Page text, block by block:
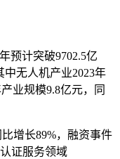
预计突破9702.5亿
中无人机产业2023年
业规模9.8亿元，同
增长89%，融资事件
证服务领域‌